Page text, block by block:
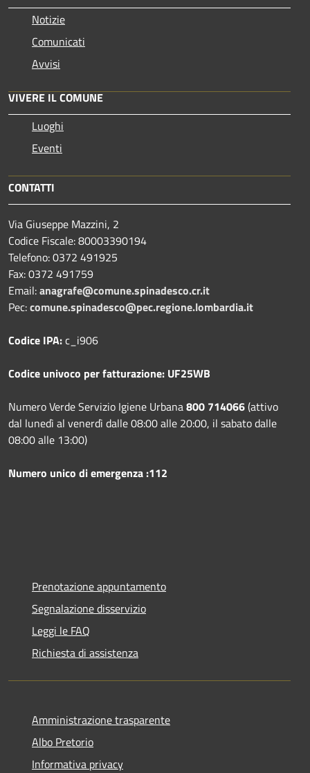
Notizie
Comunicati
Avvisi
VIVERE IL COMUNE
Luoghi
Eventi
CONTATTI
Via Giuseppe Mazzini, 2
Codice Fiscale: 80003390194
Telefono:0372 491925
Fax:0372 491759
Email:anagrafe@comune.spinadesco.cr.it
Pec:comune.spinadesco@pec.regione.lombardia.it
Codice IPA:c_i906
Codice univoco per fatturazione: UF25WB
Numero Verde Servizio Igiene Urbana800 714066(attivo
dal lunedì al venerdì dalle 08:00 alle 20:00, il sabato dalle
08:00 alle 13:00)
Numero unico di emergenza :112
Prenotazione appuntamento
Segnalazione disservizio
Leggi le FAQ
Richiesta di assistenza
Amministrazione trasparente
Albo Pretorio
Informativa privacy